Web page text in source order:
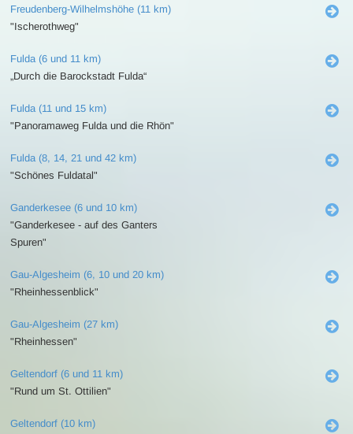
Freudenberg-Wilhelmshöhe (11 km)
"Ischerothweg"
Fulda (6 und 11 km)
„Durch die Barockstadt Fulda“
Fulda (11 und 15 km)
"Panoramaweg Fulda und die Rhön"
Fulda (8, 14, 21 und 42 km)
"Schönes Fuldatal"
Ganderkesee (6 und 10 km)
"Ganderkesee - auf des Ganters
Spuren"
Gau-Algesheim (6, 10 und 20 km)
"Rheinhessenblick"
Gau-Algesheim (27 km)
"Rheinhessen"
Geltendorf (6 und 11 km)
"Rund um St. Ottilien"
Geltendorf (10 km)